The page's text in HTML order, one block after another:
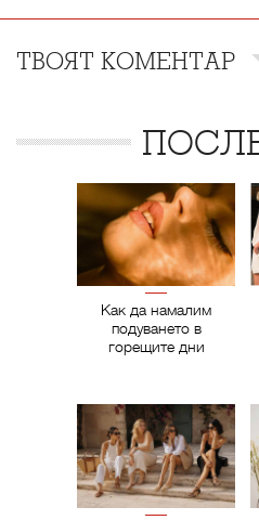
ТВОЯТ КОМЕНТАР
Как да намалим
подуването в
горещите дни